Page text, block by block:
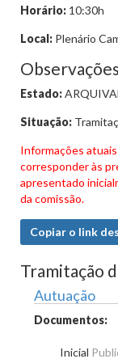
Horário: 10:30h
Local: Plenário
Observações
Estado:
Situação:
Informações
corresponder às
apresentado
da comissão.
Copiar o link
Tramitação
Autuação
Documentos:
Inicial